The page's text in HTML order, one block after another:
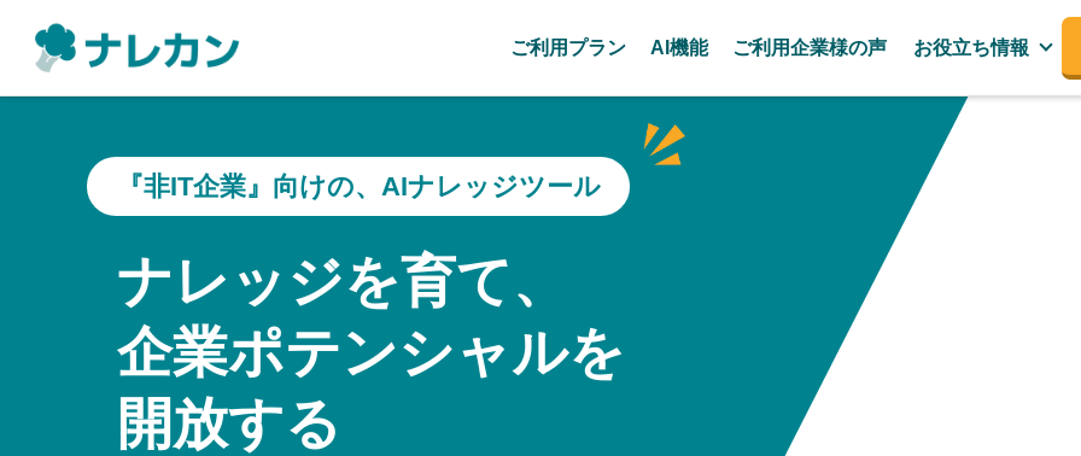
ご利用プラン AI機能 ご利用企業様の声 お役立ち情報
『非IT企業』向けの、AIナレッジツール
ナレッジを育て、
企業ポテンシャルを
開放する